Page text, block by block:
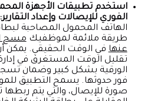
استخدم تطبيقات الأجهزة
الفوري للإيصالات وإعداد التقارير:
الهاتف المحمول المصاحبة
طريقة ملائمة لموظفيكمسح
عنهافي الوقت الحقيقي. يمكن
تقليل الوقت المستغرق في
الورقية بشكل كبير وضمان
فور حدوثها. يسمح التطبيق
صورة للإيصال، والتي يتم ربطها